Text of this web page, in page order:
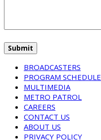
BROADCASTERS
PROGRAM SCHEDULE
MULTIMEDIA
METRO PATROL
CAREERS
CONTACT US
ABOUT US
PRIVACY POLICY